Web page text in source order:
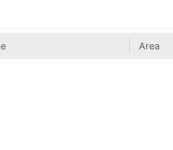
Area